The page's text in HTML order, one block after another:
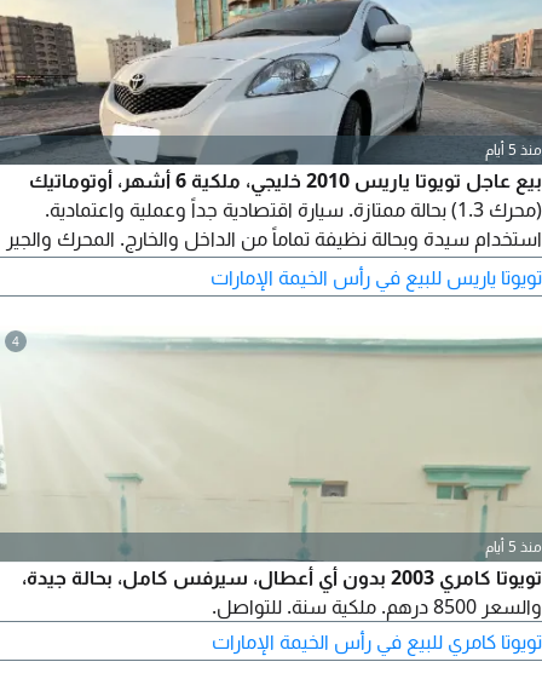
منذ 5 أيام
بيع عاجل تويوتا ياريس 2010 خليجي، ملكية 6 أشهر، أوتوماتيك
(محرك 1.3) بحالة ممتازة. سيارة اقتصادية جداً وعملية واعتمادية.
استخدام سيدة وبحالة نظيفة تماماً من الداخل والخارج. المحرك والجير
والتكييف بحالة ممتازة وجاهزة للاستخدام ولا تحتاج لأي مصاريف أو
صيانة. ضمان الفحص. الممشى 268000 كم. الموقع رأس الخيمة.
تويوتا ياريس للبيع في رأس الخيمة الإمارات
4
منذ 5 أيام
تويوتا كامري 2003 بدون أي أعطال، سيرفس كامل، بحالة جيدة،
والسعر 8500 درهم. ملكية سنة. للتواصل.
تويوتا كامري للبيع في رأس الخيمة الإمارات